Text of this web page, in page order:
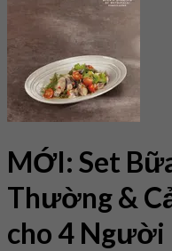
MỚI: Set
Thường &
cho 4 Người